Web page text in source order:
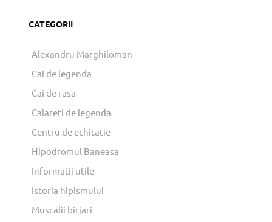
CATEGORII
Alexandru Marghiloman
Cai de legenda
Cai de rasa
Calareti de legenda
Centru de echitatie
Hipodromul Baneasa
Informatii utile
Istoria hipismului
Muscalii birjari